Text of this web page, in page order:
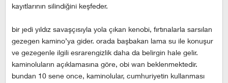
kayıtlarının silindiğini keşfeder.
bir jedi yıldız savaşçısıyla yola çıkan kenobi, fırtınalarla sarsılan
gezegen kamino’ya gider. orada başbakan lama su ile konuşur
ve gezegenle ilgili esrarengizlik daha da belirgin hale gelir.
kaminoluların açıklamasına göre, obi wan beklenmektedir.
bundan 10 sene once, kaminolular, cumhuriyetin kullanması